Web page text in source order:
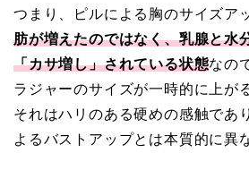
つまり、ピルによる胸のサイズア
肪が増えたのではなく、乳腺と水
「カサ増し」されている状態なの
ラジャーのサイズが一時的に上が
それはハリのある硬めの感触であ
よるバストアップとは本質的に異